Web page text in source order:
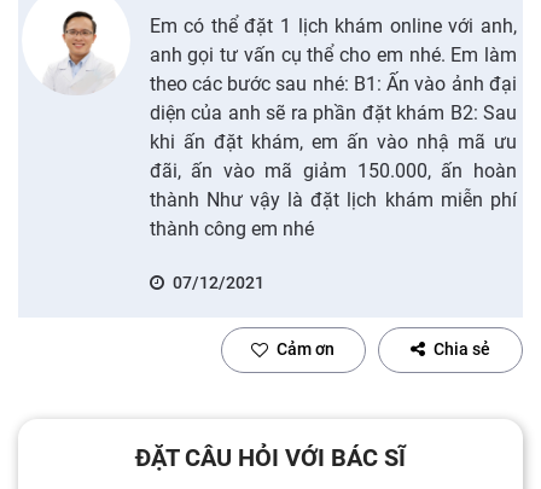
Em có thể đặt 1 lịch khám online với anh,
anh gọi tư vấn cụ thể cho em nhé. Em làm
theo các bước sau nhé: B1: Ấn vào ảnh đại
diện của anh sẽ ra phần đặt khám B2: Sau
khi ấn đặt khám, em ấn vào nhậ mã ưu
đãi, ấn vào mã giảm 150.000, ấn hoàn
thành Như vậy là đặt lịch khám miễn phí
thành công em nhé
07/12/2021
Cảm ơn Chia sẻ
ĐẶT CÂU HỎI VỚI BÁC SĨ